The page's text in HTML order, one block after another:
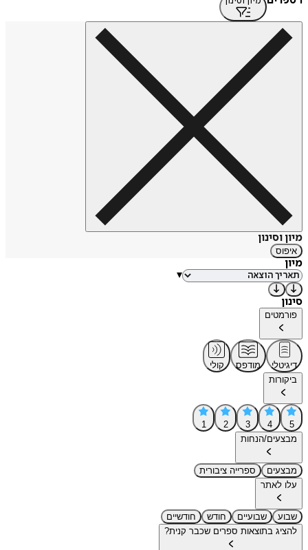
מיון וסינון
איפוס
מיון
▾
סינון
פורמטים
דיגיטלי מודפס
קולי
ביקורות
5
4
3
2
1
מבצעים/הנחות
מבצעים
ספרייה ציבורית
עלו לאתר
שבוע שבועיים חודש
חודשיים
להציג בתוצאות ספרים שכבר קנית?